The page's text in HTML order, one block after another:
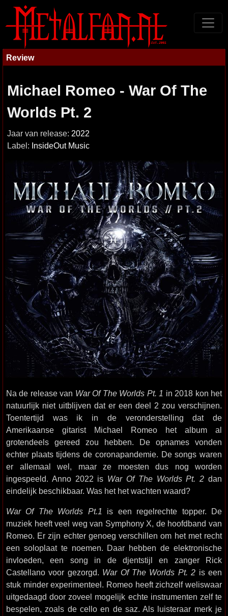
Review
Michael Romeo - War Of The
Worlds Pt. 2
Jaar van release: 2022
Label: InsideOut Music
Na de release van War Of The Worlds Pt. 1 in 2018 kon het
natuurlijk niet uitblijven dat er een deel 2 zou verschijnen.
Toentertijd was ik in de veronderstelling dat de
Amerikaanse gitarist Michael Romeo het album al
grotendeels gereed zou hebben. De opnames vonden
echter plaats tijdens de coronapandemie. De songs waren
er allemaal wel, maar ze moesten dus nog worden
ingespeeld. Anno 2022 is War Of The Worlds Pt. 2 dan
eindelijk beschikbaar. Was het het wachten waard?
War Of The Worlds Pt.1 is een regelrechte topper. De
muziek heeft veel weg van Symphony X, de hoofdband van
Romeo. Er zijn echter genoeg verschillen om het met recht
een soloplaat te noemen. Daar hebben de elektronische
invloeden, een song in de djentstijl en zanger Rick
Castellano voor gezorgd. War Of The Worlds Pt. 2 is een
stuk minder experimenteel. Romeo heeft zichzelf weliswaar
uitgedaagd door zoveel mogelijk echte instrumenten zelf te
bespelen, zoals de cello en de saz. Als luisteraar merk je